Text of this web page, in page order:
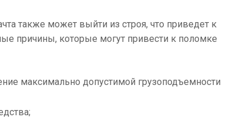
также может выйти из строя, что приведет к
причины, которые могут привести к поломке
максимально допустимой грузоподъемности